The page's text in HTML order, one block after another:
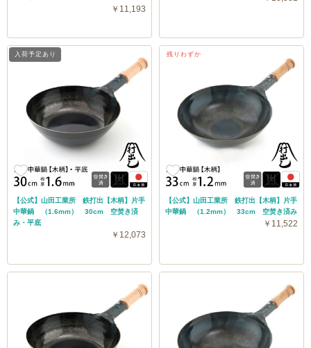
￥11,193
【公式】山田工業所 鉄打出【木柄】片手
中華鍋 （1.6mm） 30cm 空焚き済
み・平底
￥12,073
入荷予定あり
【公式】山田工業所 鉄打出【木柄】片手
中華鍋 （1.2mm） 33cm 空焚き済み
￥11,522
残りわずか